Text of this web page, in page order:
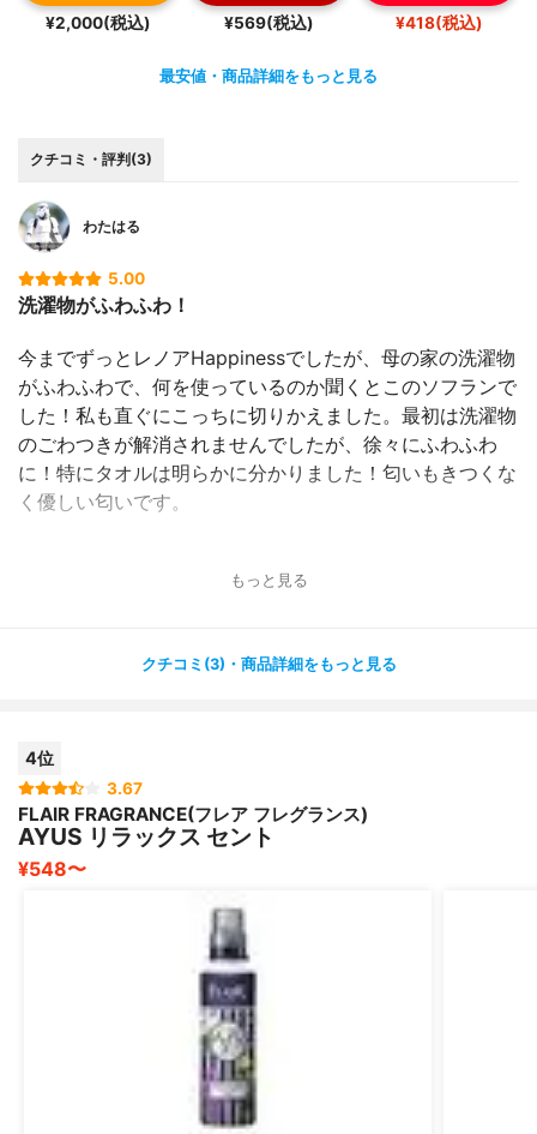
¥2,000(税込) ¥569(税込) ¥418(税込)
最安値・商品詳細をもっと見る
クチコミ・評判(3)
わたはる
5.00
洗濯物がふわふわ！
今までずっとレノアHappinessでしたが、母の家の洗濯物
がふわふわで、何を使っているのか聞くとこのソフランで
した！私も直ぐにこっちに切りかえました。最初は洗濯物
のごわつきが解消されませんでしたが、徐々にふわふわ
に！特にタオルは明らかに分かりました！匂いもきつくな
く優しい匂いです。
もっと見る
クチコミ(3)・商品詳細をもっと見る
4位
3.67
FLAIR FRAGRANCE(フレア フレグランス)
AYUS リラックス セント
¥548〜